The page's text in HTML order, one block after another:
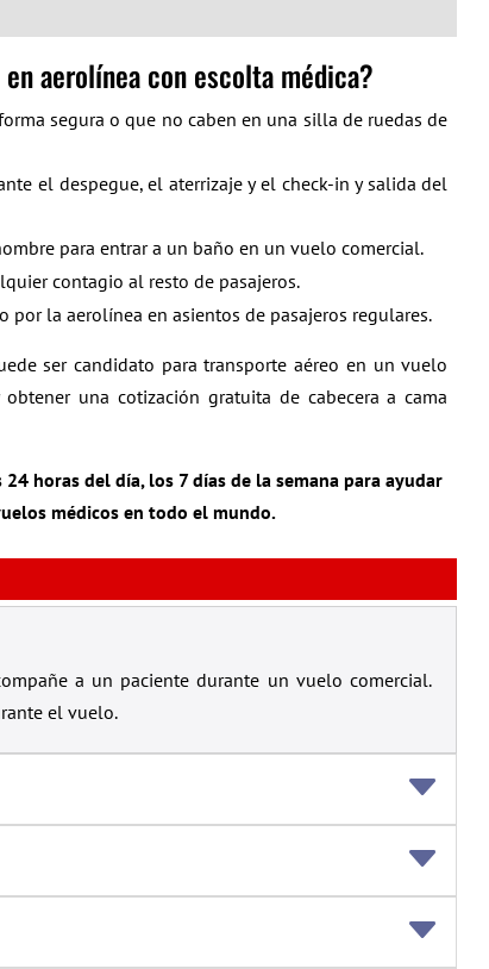
aerolínea con escolta médica?
segura o que no caben en una silla de ruedas de
el despegue, el aterrizaje y el check-in y salida del
para entrar a un baño en un vuelo comercial.
contagio al resto de pasajeros.
la aerolínea en asientos de pasajeros regulares.
ser candidato para transporte aéreo en un vuelo
una cotización gratuita de cabecera a cama
horas del día, los 7 días de la semana para ayudar
médicos en todo el mundo.
a un paciente durante un vuelo comercial.
el vuelo.